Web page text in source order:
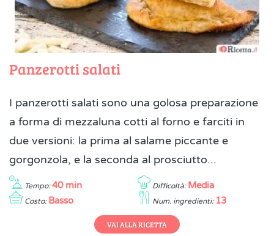
Panzerotti salati
I panzerotti salati sono una golosa preparazione
a forma di mezzaluna cotti al forno e farciti in
due versioni: la prima al salame piccante e
gorgonzola, e la seconda al prosciutto...
Tempo: 40 min Difficoltà: Media
Costo: Basso Num. ingredienti: 13
VAI ALLA RICETTA